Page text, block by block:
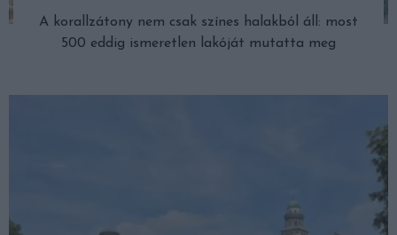
A korallzátony nem csak színes halakból áll: most
500 eddig ismeretlen lakóját mutatta meg